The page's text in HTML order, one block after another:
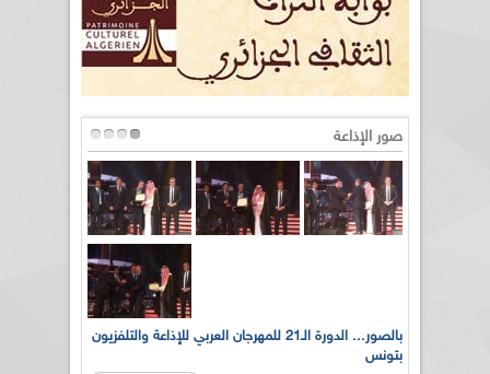
صور الإذاعة
بالصور... الدورة الـ21 للمهرجان العربي للإذاعة والتلفزيون
بتونس